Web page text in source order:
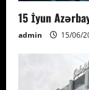
15 İyun
admin 15/06/